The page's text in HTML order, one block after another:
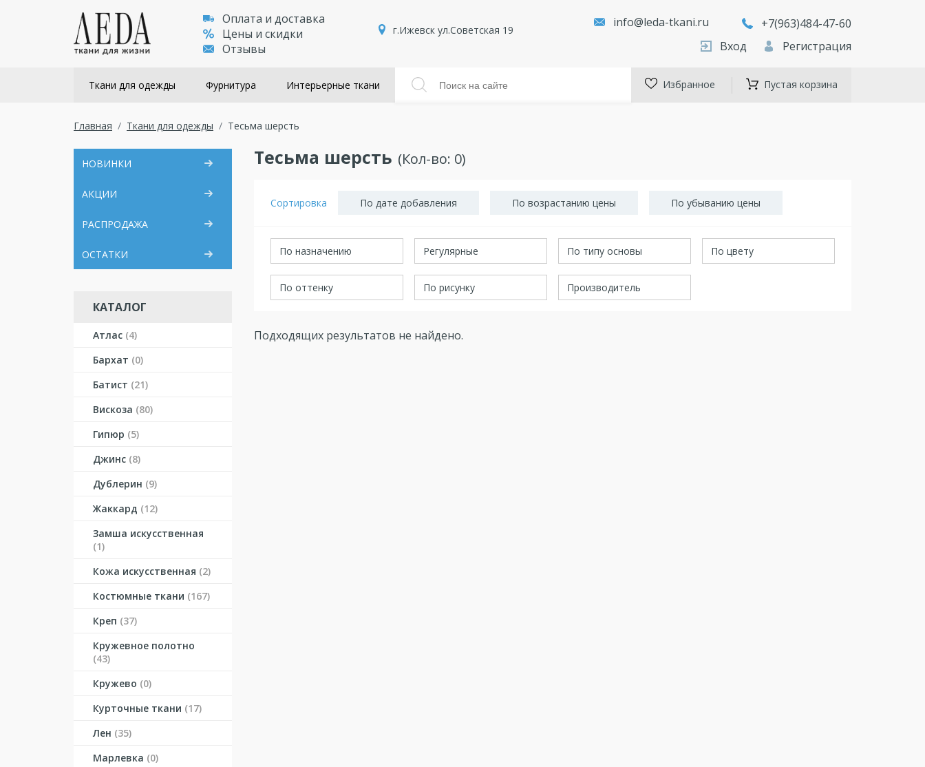
Оплата и доставка
Цены и скидки
Отзывы
г.Ижевск ул.Советская 19
info@leda-tkani.ru
+7(963)484-47-60
Вход
Регистрация
Ткани для одежды Фурнитура Интерьерные ткани Избранное Пустая корзина
Главная Ткани для одежды Тесьма шерсть
НОВИНКИ
АКЦИИ
РАСПРОДАЖА
ОСТАТКИ
КАТАЛОГ
Атлас (4)
Бархат (0)
Батист (21)
Вискоза (80)
Гипюр (5)
Джинс (8)
Дублерин (9)
Жаккард (12)
Замша искусственная
(1)
Кожа искусственная (2)
Костюмные ткани (167)
Креп (37)
Кружевное полотно
(43)
Кружево (0)
Курточные ткани (17)
Лен (35)
Марлевка (0)
Тесьма шерсть (Кол-во: 0)
Сортировка По дате добавления По возрастанию цены По убыванию цены
По назначению Регулярные По типу основы По цвету
По оттенку По рисунку Производитель
Подходящих результатов не найдено.